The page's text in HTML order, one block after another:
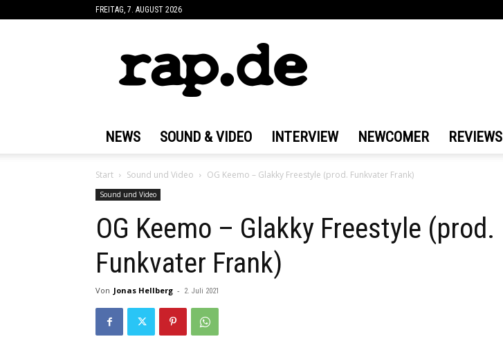
FREITAG, 7. AUGUST 2026
NEWS SOUND & VIDEO INTERVIEW NEWCOMER REVIEWS
Start Sound und Video OG Keemo – Glakky Freestyle (prod. Funkvater Frank)
Sound und Video
OG Keemo – Glakky Freestyle (prod.
Funkvater Frank)
Von Jonas Hellberg - 2. Juli 2021